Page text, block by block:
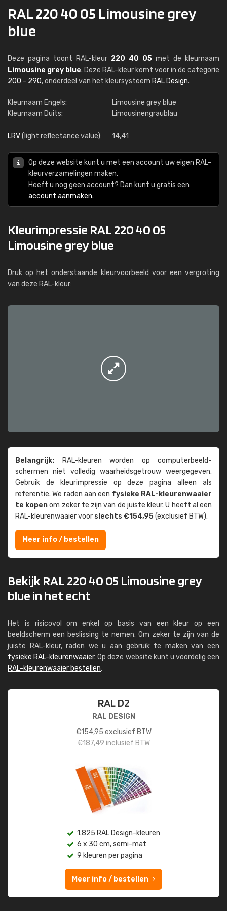
RAL 220 40 05 Limousine grey
blue
Deze pagina toont RAL-kleur 220 40 05 met de kleurnaam
Limousine grey blue. Deze RAL-kleur komt voor in de categorie
200 - 290, onderdeel van het kleursysteem RAL Design.
Kleurnaam Engels:
Limousine grey blue
Kleurnaam Duits:
Limousinengraublau
LRV(light reflectance value): 14,41
Op deze website kunt u met een account uw eigen RAL-
kleurverzamelingen maken.
Heeft u nog geen account? Dan kunt u gratis een
account aanmaken.
Kleurimpressie RAL 220 40 05
Limousine grey blue
Druk op het onderstaande kleurvoorbeeld voor een vergroting
van deze RAL-kleur:
Belangrijk: RAL-kleuren worden op computer­beeld­
schermen niet volledig waarheids­­getrouw weer­gegeven.
Gebruik de kleur­impressie op deze pagina alleen als
referentie. We raden aan een fysieke RAL-kleuren­waaier
te kopenom zeker te zijn van de juiste kleur. U heeft al een
RAL-kleuren­waaier voor slechts €154,95(exclusief BTW).
Meer info / bestellen
Bekijk RAL 220 40 05 Limousine grey
blue in het echt
Het is risicovol om enkel op basis van een kleur op een
beeldscherm een beslissing te nemen. Om zeker te zijn van de
juiste RAL-kleur, raden we u aan gebruik te maken van een
fysieke RAL-kleurenwaaier. Op deze website kunt u voordelig een
RAL-kleurenwaaier bestellen.
RAL D2
RAL DESIGN
€154,95 exclusief BTW
€187,49 inclusief BTW
1.825 RAL Design-kleuren
6 x 30 cm, semi-mat
9 kleuren per pagina
Meer info / bestellen